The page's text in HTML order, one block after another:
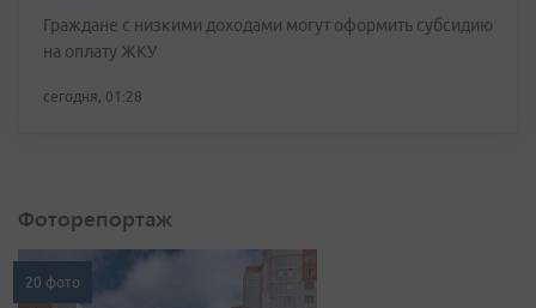
Граждане с низкими доходами могут оформить субсидию
на оплату ЖКУ
сегодня, 01:28
Фоторепортаж
20 фото